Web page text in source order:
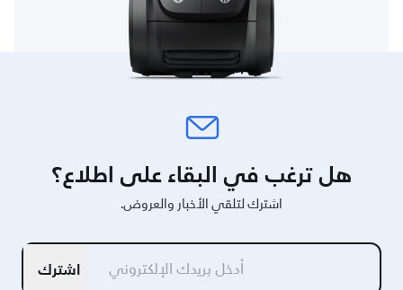
هل ترغب في البقاء على اطلاع؟
اشترك لتلقي الأخبار والعروض.
اشترك